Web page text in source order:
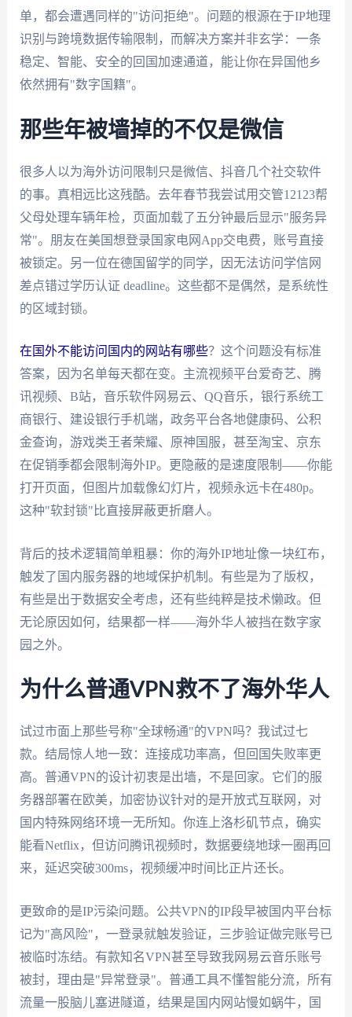
单，都会遭遇同样的"访问拒绝"。问题的根源在于IP地理
识别与跨境数据传输限制，而解决方案并非玄学：一条
稳定、智能、安全的回国加速通道，能让你在异国他乡
依然拥有"数字国籍"。
那些年被墙掉的不仅是微信
很多人以为海外访问限制只是微信、抖音几个社交软件
的事。真相远比这残酷。去年春节我尝试用交管12123帮
父母处理车辆年检，页面加载了五分钟最后显示"服务异
常"。朋友在美国想登录国家电网App交电费，账号直接
被锁定。另一位在德国留学的同学，因无法访问学信网
差点错过学历认证 deadline。这些都不是偶然，是系统性
的区域封锁。
在国外不能访问国内的网站有哪些？这个问题没有标准
答案，因为名单每天都在变。主流视频平台爱奇艺、腾
讯视频、B站，音乐软件网易云、QQ音乐，银行系统工
商银行、建设银行手机端，政务平台各地健康码、公积
金查询，游戏类王者荣耀、原神国服，甚至淘宝、京东
在促销季都会限制海外IP。更隐蔽的是速度限制——你能
打开页面，但图片加载像幻灯片，视频永远卡在480p。
这种"软封锁"比直接屏蔽更折磨人。
背后的技术逻辑简单粗暴：你的海外IP地址像一块红布，
触发了国内服务器的地域保护机制。有些是为了版权，
有些是出于数据安全考虑，还有些纯粹是技术懒政。但
无论原因如何，结果都一样——海外华人被挡在数字家
园之外。
为什么普通VPN救不了海外华人
试过市面上那些号称"全球畅通"的VPN吗？我试过七
款。结局惊人地一致：连接成功率高，但回国失败率更
高。普通VPN的设计初衷是出墙，不是回家。它们的服
务器部署在欧美，加密协议针对的是开放式互联网，对
国内特殊网络环境一无所知。你连上洛杉矶节点，确实
能看Netflix，但访问腾讯视频时，数据要绕地球一圈再回
来，延迟突破300ms，视频缓冲时间比正片还长。
更致命的是IP污染问题。公共VPN的IP段早被国内平台标
记为"高风险"，一登录就触发验证，三步验证做完账号已
被临时冻结。有款知名VPN甚至导致我网易云音乐账号
被封，理由是"异常登录"。普通工具不懂智能分流，所有
流量一股脑儿塞进隧道，结果是国内网站慢如蜗牛，国